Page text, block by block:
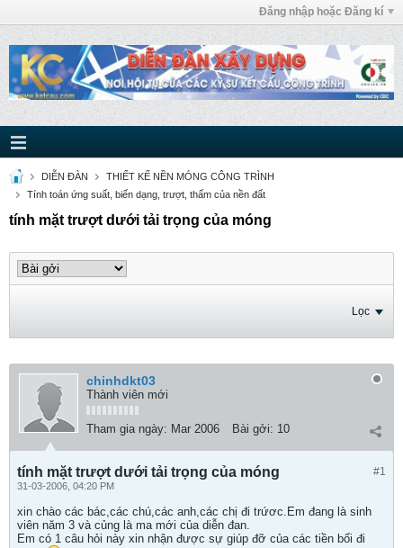
Đăng nhập hoặc Đăng kí
DIỄN ĐÀN
THIẾT KẾ NỀN MÓNG CÔNG TRÌNH
Tính toán ứng suất, biến dạng, trượt, thấm của nền đất
tính mặt trượt dưới tải trọng của móng
Lọc
chinhdkt03
Thành viên mới
Tham gia ngày: Mar 2006 Bài gởi: 10
#1
tính mặt trượt dưới tải trọng của móng
31-03-2006, 04:20 PM
xin chào các bác,các chú,các anh,các chị đi trứơc.Em đang là sinh
viên năm 3 và củng là ma mới của diễn đan.
Em có 1 câu hỏi này xin nhận được sự giúp đỡ của các tiền bối đi